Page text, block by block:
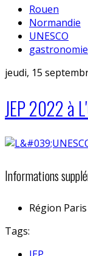
Rouen
Normandie
UNESCO
gastronomie
jeudi, 15
JEP 2022 à
Informations
Région Paris
Tags: